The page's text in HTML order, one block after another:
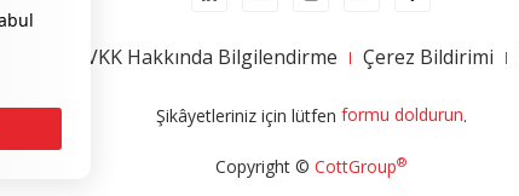
KVKK Hakkında Bilgilendirme Çerez Bildirimi
Şikâyetleriniz için lütfen formu doldurun.
Copyright © CottGroup®